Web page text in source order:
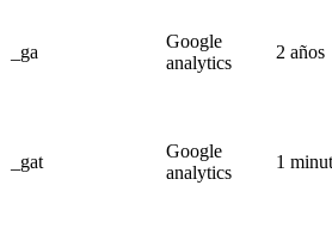
_ga
Google
analytics
2 años
_gat
Google
analytics
1